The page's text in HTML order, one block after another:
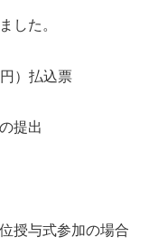
した。
）払込票
提出
授与式参加の場合